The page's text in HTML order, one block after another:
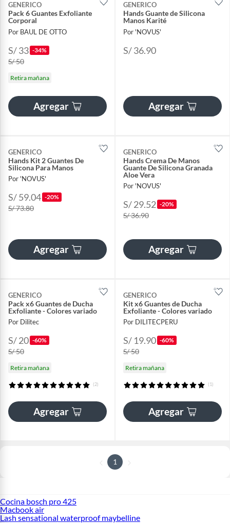
GENERICO
Pack 6 Guantes Exfoliante
Corporal
Por BAUL DE OTTO
S/ 33 -34%
S/ 50
Retira mañana
Agregar
GENERICO
Hands Guante de Silicona
Manos Karité
Por 'NOVUS'
S/ 36.90
Agregar
GENERICO
Hands Kit 2 Guantes De
Silicona Para Manos
Por 'NOVUS'
S/ 59.04 -20%
S/ 73.80
Agregar
GENERICO
Hands Crema De Manos
Guante De Silicona Granada
Aloe Vera
Por 'NOVUS'
S/ 29.52 -20%
S/ 36.90
Agregar
GENERICO
Pack x6 Guantes de Ducha
Exfoliante - Colores variado
Por Dilitec
S/ 20 -60%
S/ 50
Retira mañana
(2)
Agregar
GENERICO
Kit x6 Guantes de Ducha
Exfoliante - Colores variado
Por DILITECPERU
S/ 19.90 -60%
S/ 50
Retira mañana
(1)
Agregar
1
Cocina bosch pro 425
Macbook air
Lash sensational waterproof maybelline